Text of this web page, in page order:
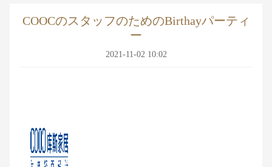
COOCのスタッフのためのBirthayパーティ
ー
2021-11-02 10:02